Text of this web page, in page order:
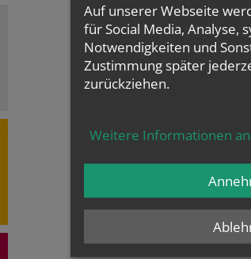
Auf unserer Webseite
für Social Media, Analyse,
Notwendigkeiten und
Zustimmung später
zurückziehen.
Weitere Informationen